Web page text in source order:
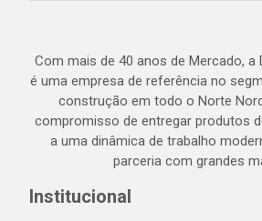
Com mais de 40 anos de Mercado, a
é uma empresa de referência no
construção em todo o Norte
compromisso de entregar produtos
a uma dinâmica de trabalho
parceria com grandes
Institucional